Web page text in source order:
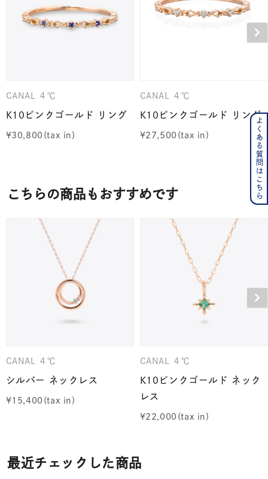
CANAL ４℃
K10ピンクゴールド リング
¥30,800
CANAL ４℃
K10ピンクゴールド リング
¥27,500
こちらの商品もおすすめです
CANAL ４℃
シルバー ネックレス
¥15,400
CANAL ４℃
K10ピンクゴールド ネック
レス
¥22,000
最近チェックした商品
よくある質問はこちら